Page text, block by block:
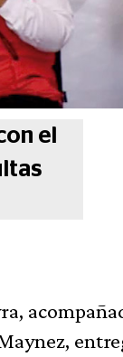
el